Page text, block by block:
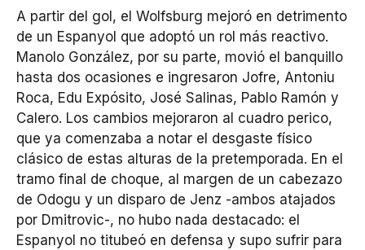
A partir del gol, el Wolfsburg mejoró en detrimento
de un Espanyol que adoptó un rol más reactivo.
Manolo González, por su parte, movió el banquillo
hasta dos ocasiones e ingresaron Jofre, Antoniu
Roca, Edu Expósito, José Salinas, Pablo Ramón y
Calero. Los cambios mejoraron al cuadro perico,
que ya comenzaba a notar el desgaste físico
clásico de estas alturas de la pretemporada. En el
tramo final de choque, al margen de un cabezazo
de Odogu y un disparo de Jenz -ambos atajados
por Dmitrovic-, no hubo nada destacado: el
Espanyol no titubeó en defensa y supo sufrir para